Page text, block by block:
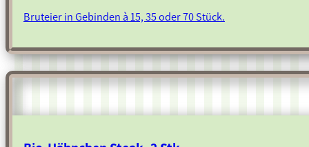
Bruteier in Gebinden à 15, 35 oder 70 Stück.